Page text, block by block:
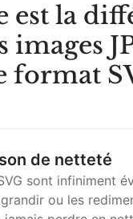
est la
images
format
de netteté
sont infiniment
ou les